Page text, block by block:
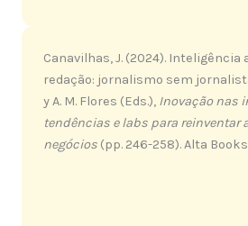
Canavilhas, J. (2024).
redação: jornalismo sem
y A. M. Flores (Eds.), Inovação nas
tendências e labs para reinventar
negócios (pp. 246-258). Alta